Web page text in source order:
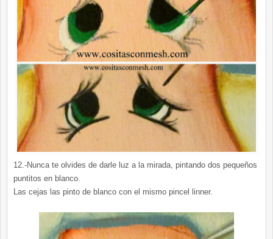
12.-Nunca te olvides de darle luz a la mirada, pintando dos pequeños
puntitos en blanco.
Las cejas las pinto de blanco con el mismo pincel linner.